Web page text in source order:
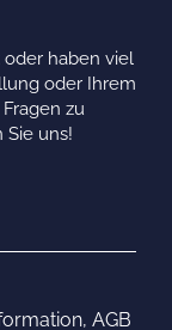
haben viel
oder Ihrem
zu
Sie uns!
, AGB